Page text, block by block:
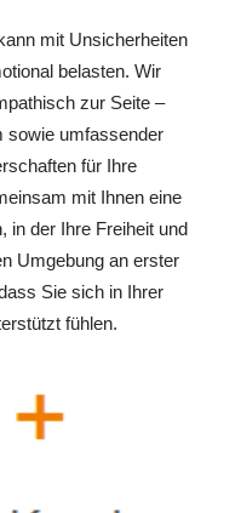
mit Unsicherheiten
belasten. Wir
zur Seite –
sowie umfassender
für Ihre
mit Ihnen eine
in der Ihre Freiheit und
Umgebung an erster
Sie sich in Ihrer
fühlen.